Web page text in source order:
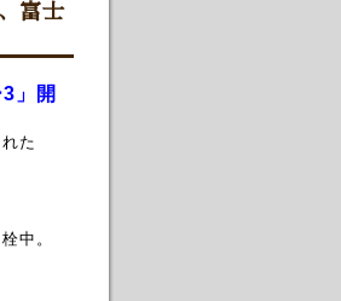
富士
」開
た
中。